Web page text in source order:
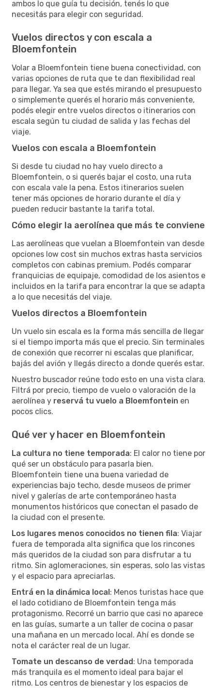
ambos lo que guía tu decisión, tenés lo que
necesitás para elegir con seguridad.
Vuelos directos y con escala a
Bloemfontein
Volar a Bloemfontein tiene buena conectividad, con
varias opciones de ruta que te dan flexibilidad real
para llegar. Ya sea que estés mirando el presupuesto
o simplemente querés el horario más conveniente,
podés elegir entre vuelos directos o itinerarios con
escala según tu ciudad de salida y las fechas del
viaje.
Vuelos con escala a Bloemfontein
Si desde tu ciudad no hay vuelo directo a
Bloemfontein, o si querés bajar el costo, una ruta
con escala vale la pena. Estos itinerarios suelen
tener más opciones de horario durante el día y
pueden reducir bastante la tarifa total.
Cómo elegir la aerolínea que más te conviene
Las aerolíneas que vuelan a Bloemfontein van desde
opciones low cost sin muchos extras hasta servicios
completos con cabinas premium. Podés comparar
franquicias de equipaje, comodidad de los asientos e
incluidos en la tarifa para encontrar la que se adapta
a lo que necesitás del viaje.
Vuelos directos a Bloemfontein
Un vuelo sin escala es la forma más sencilla de llegar
si el tiempo importa más que el precio. Sin terminales
de conexión que recorrer ni escalas que planificar,
bajás del avión y llegás directo a donde querés estar.
Nuestro buscador reúne todo esto en una vista clara.
Filtrá por precio, tiempo de vuelo o valoración de la
aerolínea y reservá tu vuelo a Bloemfontein en
pocos clics.
Qué ver y hacer en Bloemfontein
La cultura no tiene temporada: El calor no tiene por
qué ser un obstáculo para pasarla bien.
Bloemfontein tiene una buena variedad de
experiencias bajo techo, desde museos de primer
nivel y galerías de arte contemporáneo hasta
monumentos históricos que conectan el pasado de
la ciudad con el presente.
Los lugares menos conocidos no tienen fila: Viajar
fuera de temporada alta significa que los rincones
más queridos de la ciudad son para disfrutar a tu
ritmo. Sin aglomeraciones, sin esperas, solo las vistas
y el espacio para apreciarlas.
Entrá en la dinámica local: Menos turistas hace que
el lado cotidiano de Bloemfontein tenga más
protagonismo. Recorré un barrio que casi no aparece
en las guías, sumarte a un taller de cocina o pasar
una mañana en un mercado local. Ahí es donde se
nota el carácter real de un lugar.
Tomate un descanso de verdad: Una temporada
más tranquila es el momento ideal para bajar el
ritmo. Los centros de bienestar y los espacios de